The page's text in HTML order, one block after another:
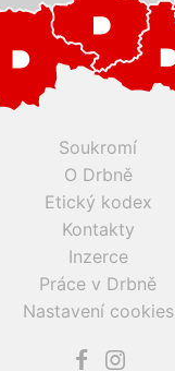
Soukromí
O Drbně
Etický kodex
Kontakty
Inzerce
Práce v Drbně
Nastavení cookies